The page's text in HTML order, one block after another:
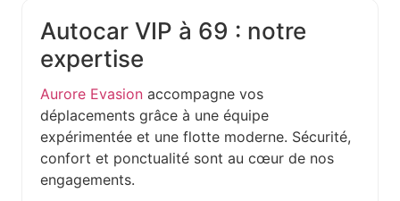
Autocar VIP à 69 : notre
expertise
Aurore Evasion accompagne vos
déplacements grâce à une équipe
expérimentée et une flotte moderne. Sécurité,
confort et ponctualité sont au cœur de nos
engagements.